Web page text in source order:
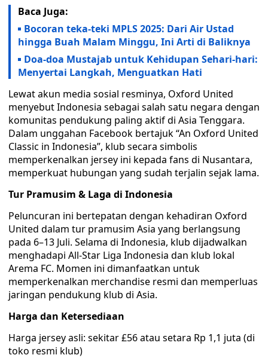
Baca Juga:
Bocoran teka-teki MPLS 2025: Dari Air Ustad
hingga Buah Malam Minggu, Ini Arti di Baliknya
Doa-doa Mustajab untuk Kehidupan Sehari-hari:
Menyertai Langkah, Menguatkan Hati
Lewat akun media sosial resminya, Oxford United
menyebut Indonesia sebagai salah satu negara dengan
komunitas pendukung paling aktif di Asia Tenggara.
Dalam unggahan Facebook bertajuk “An Oxford United
Classic in Indonesia”, klub secara simbolis
memperkenalkan jersey ini kepada fans di Nusantara,
memperkuat hubungan yang sudah terjalin sejak lama.
Tur Pramusim & Laga di Indonesia
Peluncuran ini bertepatan dengan kehadiran Oxford
United dalam tur pramusim Asia yang berlangsung
pada 6–13 Juli. Selama di Indonesia, klub dijadwalkan
menghadapi All-Star Liga Indonesia dan klub lokal
Arema FC. Momen ini dimanfaatkan untuk
memperkenalkan merchandise resmi dan memperluas
jaringan pendukung klub di Asia.
Harga dan Ketersediaan
Harga jersey asli: sekitar £56 atau setara Rp 1,1 juta (di
toko resmi klub)